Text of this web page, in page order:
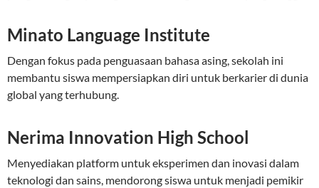
Minato Language Institute
Dengan fokus pada penguasaan bahasa asing, sekolah ini
membantu siswa mempersiapkan diri untuk berkarier di dunia
global yang terhubung.
Nerima Innovation High School
Menyediakan platform untuk eksperimen dan inovasi dalam
teknologi dan sains, mendorong siswa untuk menjadi pemikir